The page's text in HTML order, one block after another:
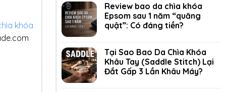
khóa
Review bao da chìa khóa
Epsom sau 1 năm “quăng
quật”: Có đáng tiền?
Tại Sao Bao Da Chìa Khóa
Khâu Tay (Saddle Stitch) Lại
Đắt Gấp 3 Lần Khâu Máy?